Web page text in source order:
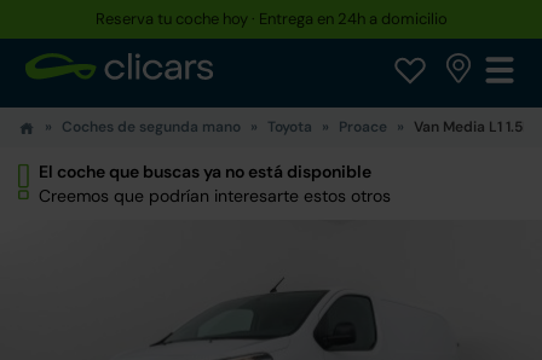
Reserva tu coche hoy · Entrega en 24h a domicilio
Coches de segunda mano Toyota Proace Van Media L1 1.5D
El coche que buscas ya no está disponible
Creemos que podrían interesarte estos otros